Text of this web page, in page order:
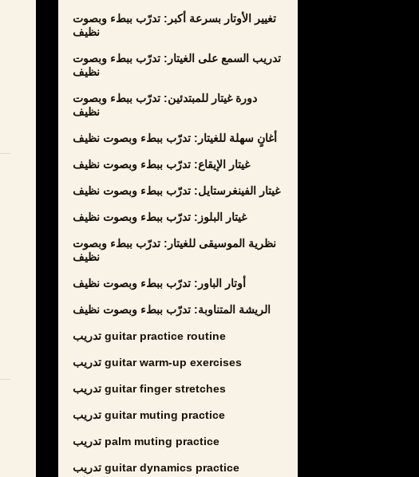
تغيير الأوتار بسرعة أكبر: تدرّب ببطء وبصوت
نظيف
تدريب السمع على الغيتار: تدرّب ببطء وبصوت
نظيف
دورة غيتار للمبتدئين: تدرّب ببطء وبصوت
نظيف
أغانٍ سهلة للغيتار: تدرّب ببطء وبصوت نظيف
غيتار الإيقاع: تدرّب ببطء وبصوت نظيف
غيتار الفينغرستايل: تدرّب ببطء وبصوت نظيف
غيتار البلوز: تدرّب ببطء وبصوت نظيف
نظرية الموسيقى للغيتار: تدرّب ببطء وبصوت
نظيف
أوتار الباور: تدرّب ببطء وبصوت نظيف
الريشة المتناوبة: تدرّب ببطء وبصوت نظيف
تدريب guitar practice routine
تدريب guitar warm-up exercises
تدريب guitar finger stretches
تدريب guitar muting practice
تدريب palm muting practice
تدريب guitar dynamics practice